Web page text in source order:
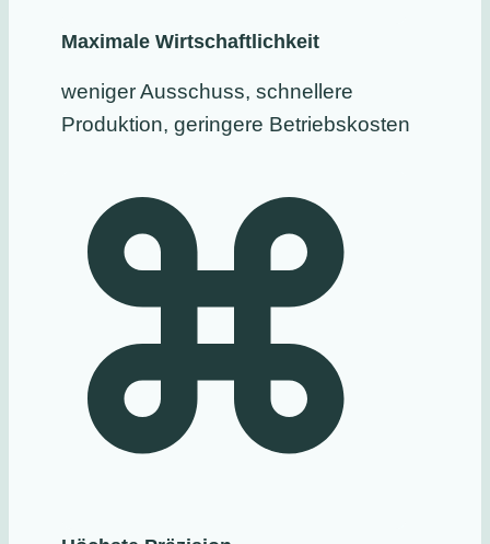
Maximale Wirtschaftlichkeit
weniger Ausschuss, schnellere
Produktion, geringere Betriebskosten